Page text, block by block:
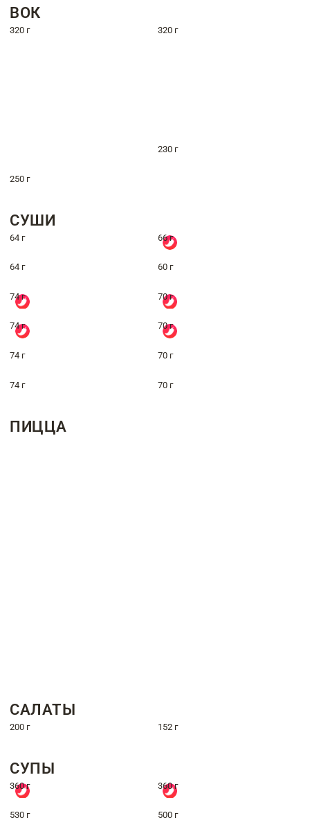
ВОК
320 г 320 г
230 г
250 г
СУШИ
64 г 66 г
64 г 60 г
74 г 70 г
74 г 70 г
74 г 70 г
74 г 70 г
ПИЦЦА
САЛАТЫ
200 г 152 г
СУПЫ
360 г 360 г
530 г 500 г